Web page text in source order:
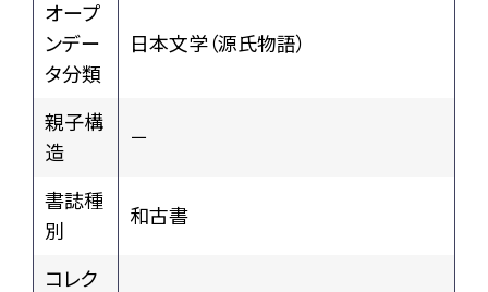
オープ
ンデー
タ分類
日本文学（源氏物語）
親子構
造
－
書誌種
別
和古書
コレク